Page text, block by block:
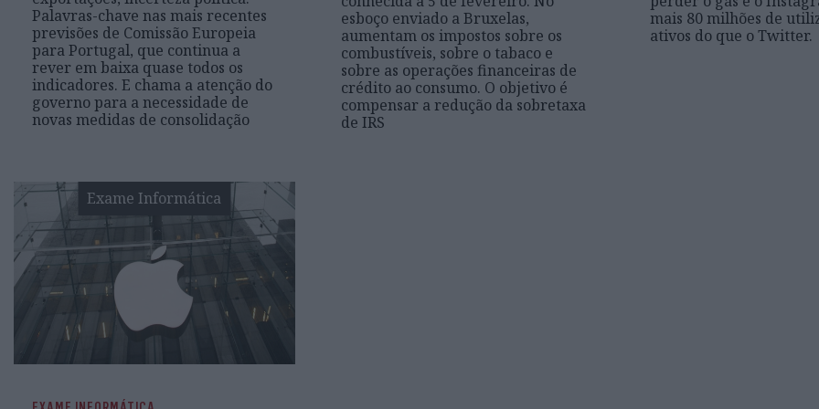
Palavras-chave nas mais recentes
previsões de Comissão Europeia
para Portugal, que continua a
rever em baixa quase todos os
indicadores. E chama a atenção do
governo para a necessidade de
novas medidas de consolidação
esboço enviado a Bruxelas,
aumentam os impostos sobre os
combustíveis, sobre o tabaco e
sobre as operações financeiras de
crédito ao consumo. O objetivo é
compensar a redução da sobretaxa
de IRS
mais 80 milhões de
ativos do que o Twitter.
Exame Informática